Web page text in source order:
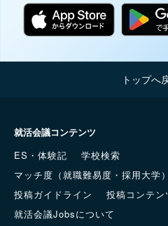
トップへ
就活会議コンテンツ
ES・体験記
学校検索
マッチ度（就職難易度・採用大学）
投稿ガイドライン
投稿コンテ
就活会議Jobsについて